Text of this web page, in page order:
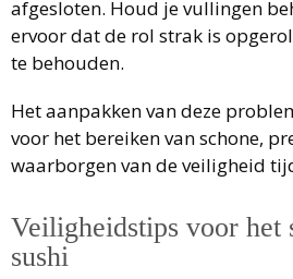
afgesloten. Houd je vullingen
ervoor dat de rol strak is
te behouden.
Het aanpakken van deze
voor het bereiken van schone,
waarborgen van de veiligheid
Veiligheidstips voor het
sushi